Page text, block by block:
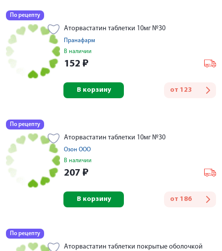
По рецепту
Аторвастатин таблетки 10мг №30
Пранафарм
В наличии
152 ₽
от 123
В корзину
По рецепту
Аторвастатин таблетки 10мг №30
Озон ООО
В наличии
207 ₽
от 186
В корзину
По рецепту
Аторвастатин таблетки покрытые оболочкой